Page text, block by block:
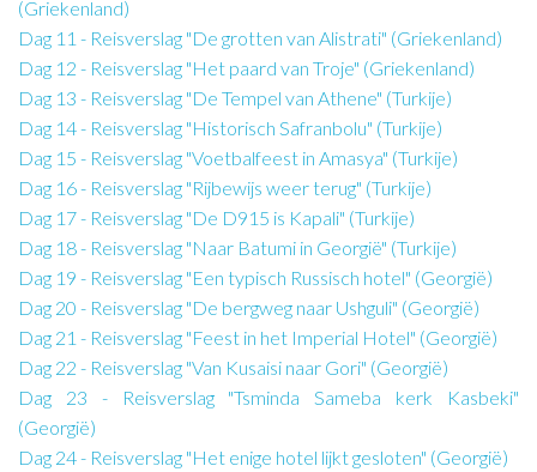
(Griekenland)
Dag 11 - Reisverslag "De grotten van Alistrati" (Griekenland)
Dag 12 - Reisverslag "Het paard van Troje" (Griekenland)
Dag 13 - Reisverslag "De Tempel van Athene" (Turkije)
Dag 14 - Reisverslag "Historisch Safranbolu" (Turkije)
Dag 15 - Reisverslag "Voetbalfeest in Amasya" (Turkije)
Dag 16 - Reisverslag "Rijbewijs weer terug" (Turkije)
Dag 17 - Reisverslag "De D915 is Kapali" (Turkije)
Dag 18 - Reisverslag "Naar Batumi in Georgië" (Turkije)
Dag 19 - Reisverslag "Een typisch Russisch hotel" (Georgië)
Dag 20 - Reisverslag "De bergweg naar Ushguli" (Georgië)
Dag 21 - Reisverslag "Feest in het Imperial Hotel" (Georgië)
Dag 22 - Reisverslag "Van Kusaisi naar Gori" (Georgië)
Dag 23 - Reisverslag "Tsminda Sameba kerk Kasbeki"
(Georgië)
Dag 24 - Reisverslag "Het enige hotel lijkt gesloten" (Georgië)